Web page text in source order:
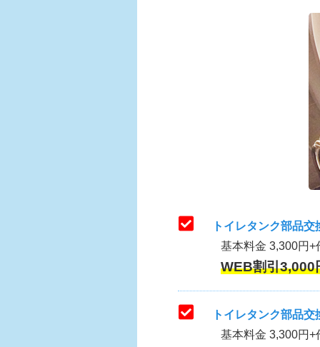
トイレタンク部品
基本料金 3,300円
WEB割引
トイレタンク部品
基本料金 3,300円+